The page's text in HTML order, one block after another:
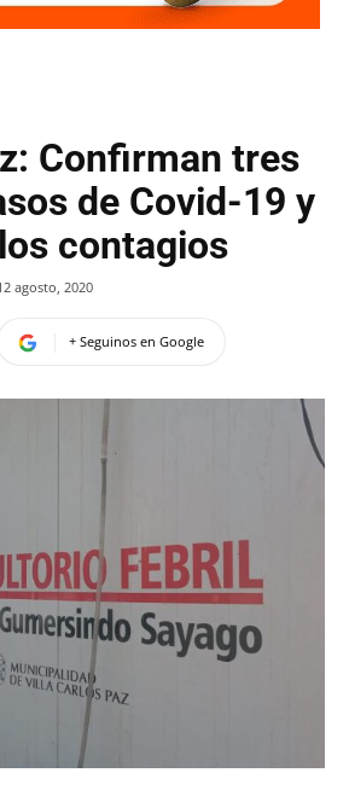
Confirman tres
de Covid-19 y
contagios
agosto, 2020
+ Seguinos en Google